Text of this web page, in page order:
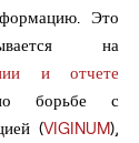
Это
и отчете
борьбе с
(VIGINUM),